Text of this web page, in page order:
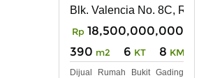
Blk. Valencia No. 8C,
Rp 18,500,000,000
390 m2 6 KT 8 KM
Dijual Rumah Bukit Gading